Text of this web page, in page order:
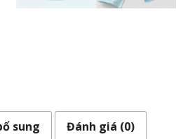
sung Đánh giá (0)